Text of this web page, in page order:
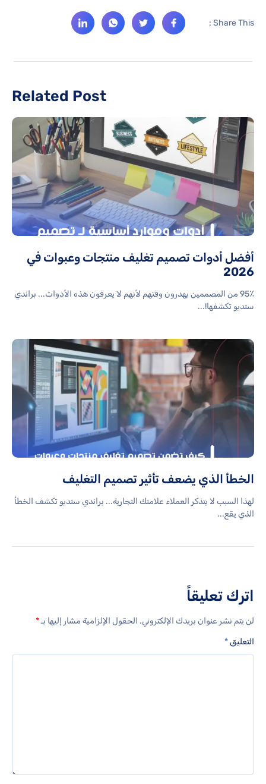
Share This :
Related Post
أفضل أدوات تصميم تغليف منتجات وعبوات في
2026
95٪ من المصممين يهدرون وقتهم لأنهم لا يعرفون هذه الأدوات... براندي
ستديو تكشفها!...
الخطأ الذي يضعف تأثير تصميم التغليف
لهذا السبب لا يتذكر العملاء علامتك التجارية... براندي ستديو تكشف الخطأ
الذي يقع...
اترك تعليقاً
لن يتم نشر عنوان بريدك الإلكتروني. الحقول الإلزامية مشار إليها بـ*
التعليق*